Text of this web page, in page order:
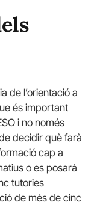
de l’orientació a
és important
i no només
decidir què farà
cap a
o es posarà
tutories
de més de cinc